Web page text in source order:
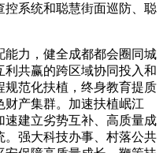
系统和聪慧街面巡防、聪
力，健全成都都会圈同城
共赢的跨区域协同投入和
范化扶植，终身教育提质
财产集群。加速扶植岷江
速建立劣势互补、高质量成
强大科技办事、村落公共